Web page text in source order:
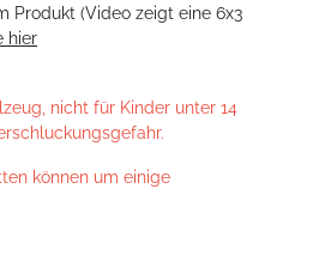
Produkt (Video zeigt eine 6x3
hier
nicht für Kinder unter 14
können um einige